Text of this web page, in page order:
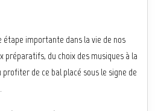
étape importante dans la vie de nos
préparatifs, du choix des musiques à la
de ce bal placé sous le signe de